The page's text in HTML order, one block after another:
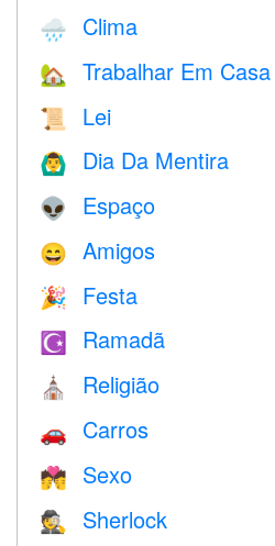
🌧 Clima
🏡 Trabalhar Em Casa
📜 Lei
🙆‍♂️ Dia Da Mentira
👽 Espaço
😄 Amigos
🎉 Festa
☪️ Ramadã
⛪️ Religião
🚗 Carros
💏 Sexo
🕵️ Sherlock